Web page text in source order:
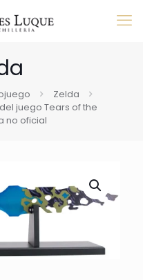
Zelda
juego Tears of the
no oficial